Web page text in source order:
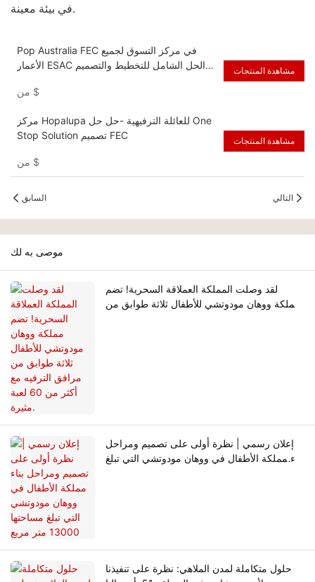
في بيئة معينة.
Pop Australia FEC في مركز التسوق لجميع
الأعمار ESAC الحل الشامل للتخطيط والتصميم
$
مشاهدة المنتجات
مركز Hopalupa للعائلة الترفيهية -حل حل One
Stop Solution تصميم FEC
$
مشاهدة المنتجات
السابق التالي
موصى به لك
لقد وصلت المملكة العملاقة السحرية! تضم
مملكة ووهان مودوتشي للأطفال ثلاثة طوابق من
إعلان رسمي | نظرة أولى على تصميم ومراحل
بناء مملكة الأطفال في ووهان مودوتشي التي تبلغ
حلول متكاملة لمدن الملاهي: نظرة على تنفيذنا